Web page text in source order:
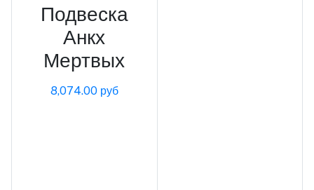
Подвеска
Анкх
Мертвых
8,074.00 руб